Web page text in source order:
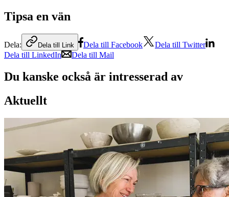
Tipsa en vän
Dela: Dela till Link Dela till Facebook
Dela till Twitter
Dela till LinkedIn
Dela till Mail
Du kanske också är intresserad av
Aktuellt